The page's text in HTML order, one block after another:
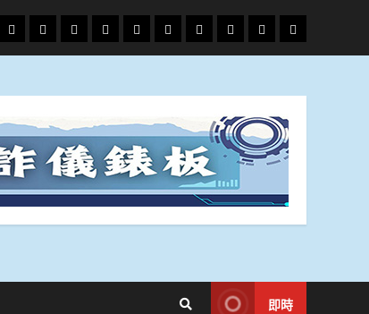
頭
條
財
經
地
方.
文
教.
專
題
娛
樂
政
治
國
際
運
動
生
活
即時